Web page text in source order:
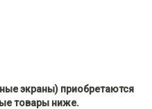
экраны) приобретаются
товары ниже.